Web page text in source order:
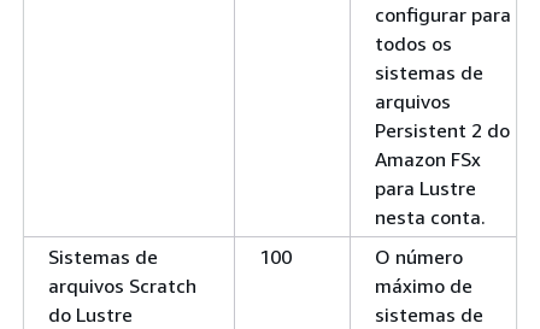
configurar para
todos os
sistemas de
arquivos
Persistent 2 do
Amazon FSx
para Lustre
nesta conta.
Sistemas de
arquivos Scratch
do Lustre
100
O número
máximo de
sistemas de